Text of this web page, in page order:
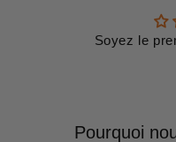
Soyez le
Pourquoi